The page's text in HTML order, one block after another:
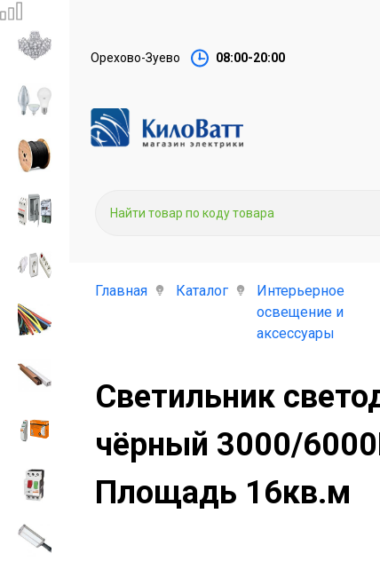
Орехово-Зуево 08:00-20:00
Главная Каталог
Интерьерное
освещение и
аксессуары
Светильник
чёрный 3000/
Площадь 16кв.м